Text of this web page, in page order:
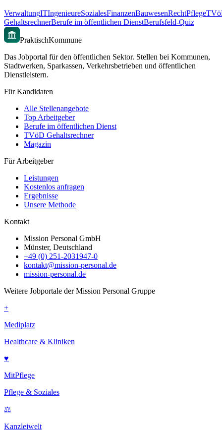
VerwaltungITIngenieureSozialesFinanzenBauwesenRechtPflege
GehaltsrechnerBerufe im öffentlichen DienstBerufsfeld-Quiz
PraktischKommune
Das Jobportal für den öffentlichen Sektor. Stellen bei Kommunen,
Stadtwerken, Sparkassen, Verkehrsbetrieben und öffentlichen
Dienstleistern.
Für Kandidaten
Alle Stellenangebote
Top Arbeitgeber
Berufe im öffentlichen Dienst
TVöD Gehaltsrechner
Magazin
Für Arbeitgeber
Leistungen
Kostenlos anfragen
Ergebnisse
Unsere Methode
Kontakt
Mission Personal GmbH
Münster, Deutschland
+49 (0) 251-2031947-0
kontakt@mission-personal.de
mission-personal.de
Weitere Jobportale der Mission Personal Gruppe
+
Mediplatz
Healthcare & Kliniken
♥
MitPflege
Pflege & Soziales
⚖
Kanzleiwelt